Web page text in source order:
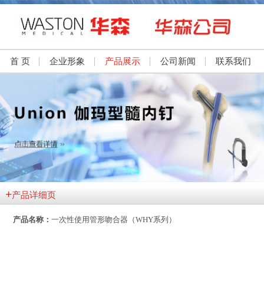
首 页 企业形象 产品展示 公司新闻 联系我们
+产品详细页
产品名称：一次性使用管形吻合器（WHY系列）